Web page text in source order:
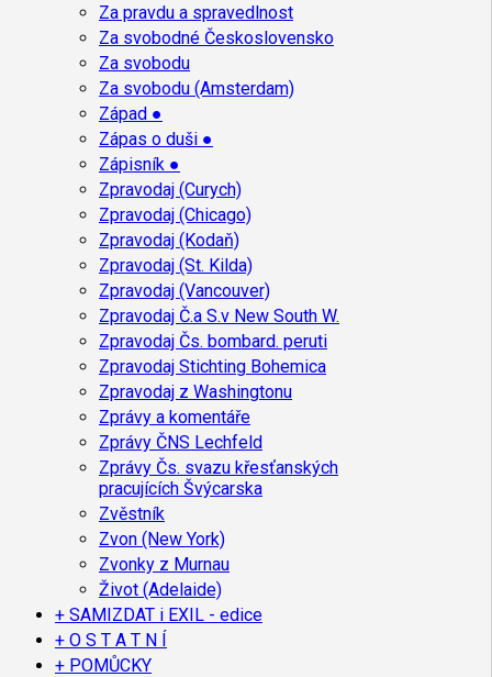
Za pravdu a spravedlnost
Za svobodné Československo
Za svobodu
Za svobodu (Amsterdam)
Západ ●
Zápas o duši ●
Zápisník ●
Zpravodaj (Curych)
Zpravodaj (Chicago)
Zpravodaj (Kodaň)
Zpravodaj (St. Kilda)
Zpravodaj (Vancouver)
Zpravodaj Č.a S.v New South W.
Zpravodaj Čs. bombard. peruti
Zpravodaj Stichting Bohemica
Zpravodaj z Washingtonu
Zprávy a komentáře
Zprávy ČNS Lechfeld
Zprávy Čs. svazu křesťanských
pracujících Švýcarska
Zvěstník
Zvon (New York)
Zvonky z Murnau
Život (Adelaide)
+ SAMIZDAT i EXIL - edice
+ O S T A T N Í
+ POMŮCKY